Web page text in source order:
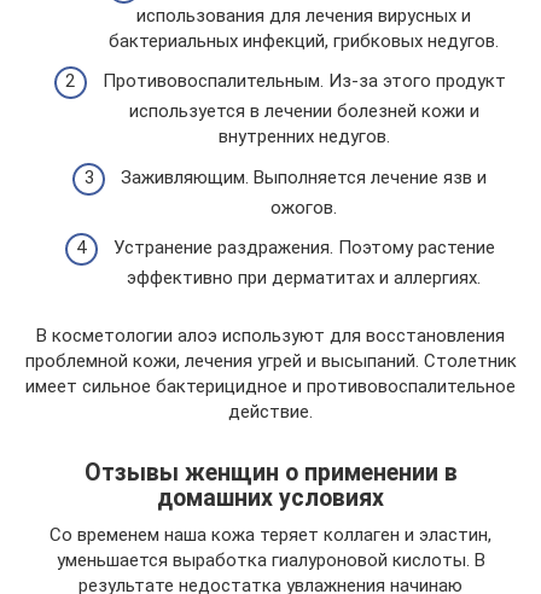
использования для лечения вирусных и
бактериальных инфекций, грибковых недугов.
Противовоспалительным. Из-за этого продукт
используется в лечении болезней кожи и
внутренних недугов.
Заживляющим. Выполняется лечение язв и
ожогов.
Устранение раздражения. Поэтому растение
эффективно при дерматитах и аллергиях.
В косметологии алоэ используют для восстановления
проблемной кожи, лечения угрей и высыпаний. Столетник
имеет сильное бактерицидное и противовоспалительное
действие.
Отзывы женщин о применении в
домашних условиях
Со временем наша кожа теряет коллаген и эластин,
уменьшается выработка гиалуроновой кислоты. В
результате недостатка увлажнения начинаю